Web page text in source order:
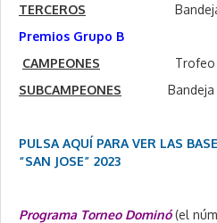
TERCEROS
Bandeja e
Premios Grupo B
CAMPEONES
Trofeo e
SUBCAMPEONES
Bandeja e
PULSA AQUÍ PARA VER LAS
“SAN JOSE” 2023
Programa Torneo Dominó(el